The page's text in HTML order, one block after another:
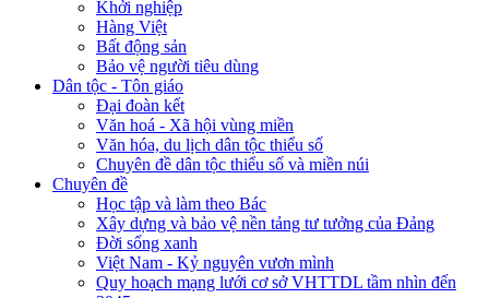
Khởi nghiệp
Hàng Việt
Bất động sản
Bảo vệ người tiêu dùng
Dân tộc - Tôn giáo
Đại đoàn kết
Văn hoá - Xã hội vùng miền
Văn hóa, du lịch dân tộc thiểu số
Chuyên đề dân tộc thiểu số và miền núi
Chuyên đề
Học tập và làm theo Bác
Xây dựng và bảo vệ nền tảng tư tưởng của Đảng
Đời sống xanh
Việt Nam - Kỷ nguyên vươn mình
Quy hoạch mạng lưới cơ sở VHTTDL tầm nhìn đến